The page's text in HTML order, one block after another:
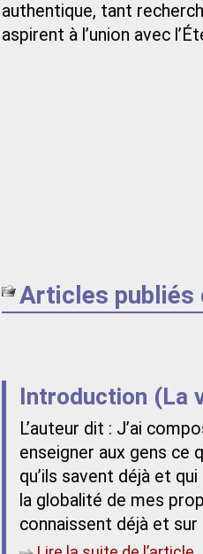
authentique, tant
aspirent à l’union avec
Articles publiés
Introduction (La
L’auteur dit : J’ai
enseigner aux gens ce
qu’ils savent déjà et
la globalité de mes
connaissent déjà et sur